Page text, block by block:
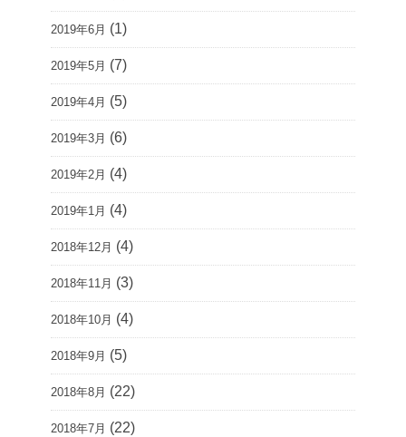
2019年6月 (1)
2019年5月 (7)
2019年4月 (5)
2019年3月 (6)
2019年2月 (4)
2019年1月 (4)
2018年12月 (4)
2018年11月 (3)
2018年10月 (4)
2018年9月 (5)
2018年8月 (22)
2018年7月 (22)